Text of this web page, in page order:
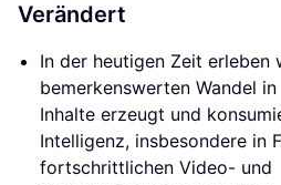
Verändert
In der heutigen Zeit erleben
bemerkenswerten Wandel
Inhalte erzeugt und
Intelligenz, insbesondere in
fortschrittlichen Video- und